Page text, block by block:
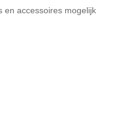
en accessoires mogelijk